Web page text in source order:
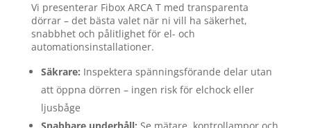
Vi presenterar Fibox ARCA T med transparenta
dörrar – det bästa valet när ni vill ha säkerhet,
snabbhet och pålitlighet för el- och
automationsinstallationer.
Säkrare: Inspektera spänningsförande delar utan
att öppna dörren – ingen risk för elchock eller
ljusbåge